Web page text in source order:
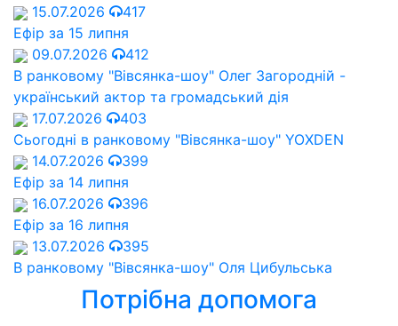
15.07.2026
417
Ефір за 15 липня
09.07.2026
412
В ранковому "Вівсянка-шоу" Олег Загородній -
український актор та громадський дія
17.07.2026
403
Сьогодні в ранковому "Вівсянка-шоу" YOXDEN
14.07.2026
399
Ефір за 14 липня
16.07.2026
396
Ефір за 16 липня
13.07.2026
395
В ранковому "Вівсянка-шоу" Оля Цибульська
Потрібна допомога